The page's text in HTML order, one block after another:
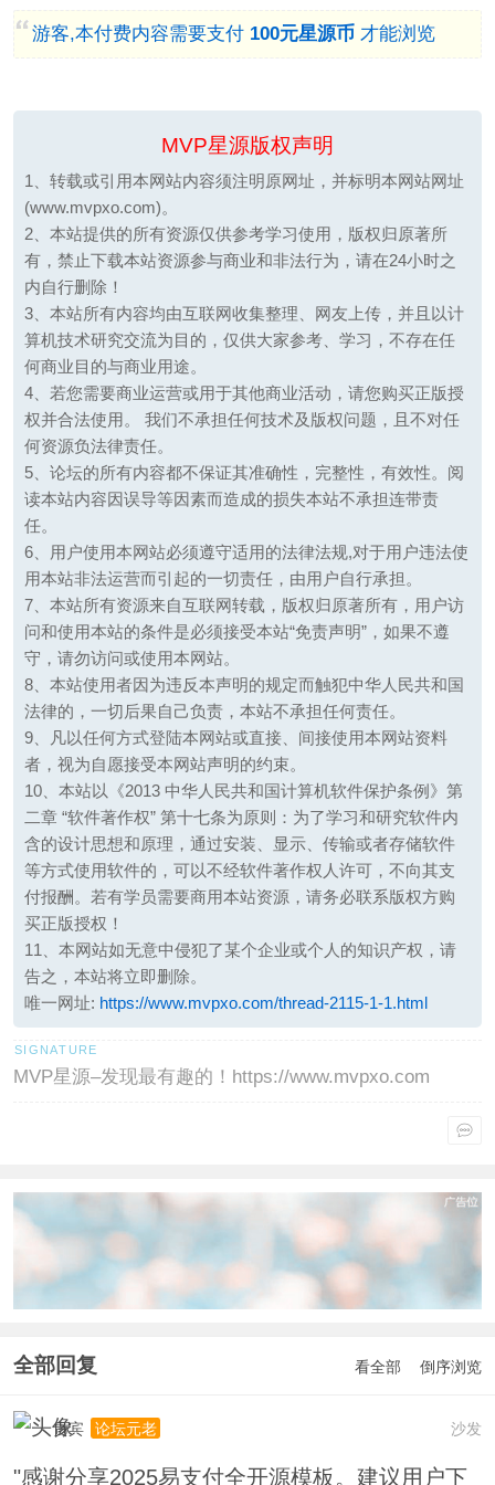
游客,本付费内容需要支付 100元星源币 才能浏览
MVP星源版权声明
1、转载或引用本网站内容须注明原网址，并标明本网站网址
(www.mvpxo.com)。
2、本站提供的所有资源仅供参考学习使用，版权归原著所
有，禁止下载本站资源参与商业和非法行为，请在24小时之
内自行删除！
3、本站所有内容均由互联网收集整理、网友上传，并且以计
算机技术研究交流为目的，仅供大家参考、学习，不存在任
何商业目的与商业用途。
4、若您需要商业运营或用于其他商业活动，请您购买正版授
权并合法使用。 我们不承担任何技术及版权问题，且不对任
何资源负法律责任。
5、论坛的所有内容都不保证其准确性，完整性，有效性。阅
读本站内容因误导等因素而造成的损失本站不承担连带责
任。
6、用户使用本网站必须遵守适用的法律法规,对于用户违法使
用本站非法运营而引起的一切责任，由用户自行承担。
7、本站所有资源来自互联网转载，版权归原著所有，用户访
问和使用本站的条件是必须接受本站“免责声明”，如果不遵
守，请勿访问或使用本网站。
8、本站使用者因为违反本声明的规定而触犯中华人民共和国
法律的，一切后果自己负责，本站不承担任何责任。
9、凡以任何方式登陆本网站或直接、间接使用本网站资料
者，视为自愿接受本网站声明的约束。
10、本站以《2013 中华人民共和国计算机软件保护条例》第
二章 “软件著作权” 第十七条为原则：为了学习和研究软件内
含的设计思想和原理，通过安装、显示、传输或者存储软件
等方式使用软件的，可以不经软件著作权人许可，不向其支
付报酬。若有学员需要商用本站资源，请务必联系版权方购
买正版授权！
11、本网站如无意中侵犯了某个企业或个人的知识产权，请
告之，本站将立即删除。
唯一网址: https://www.mvpxo.com/thread-2115-1-1.html
MVP星源–发现最有趣的！https://www.mvpxo.com
全部回复 看全部 倒序浏览
沙发
贵宾 论坛元老
"感谢分享2025易支付全开源模板。建议用户下